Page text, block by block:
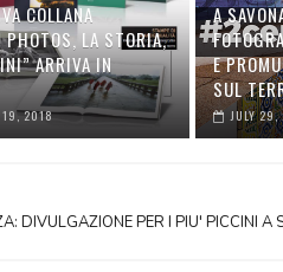
COLLANA
PHOTOS, LA STORIA,
ARRIVA IN
19, 2018
A
E
SUL
JULY 29,
DIVULGAZIONE PER I PIU' PICCINI A